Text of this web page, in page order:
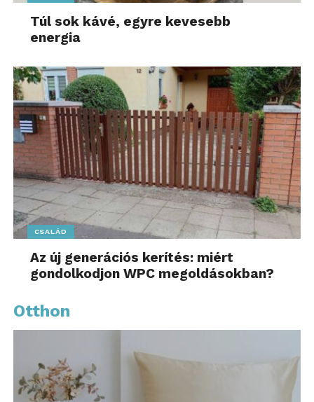
Túl sok kávé, egyre kevesebb
energia
CSALÁD
Az új generációs kerítés: miért
gondolkodjon WPC megoldásokban?
Otthon